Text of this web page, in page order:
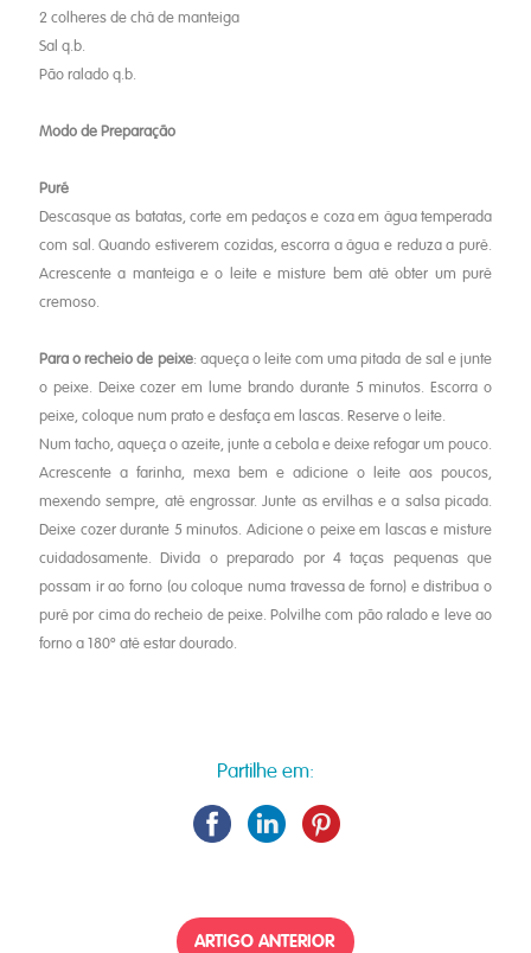
2 colheres de chá de manteiga
Sal q.b.
Pão ralado q.b.
Modo de Preparação
Puré
Descasque as batatas, corte em pedaços e coza em água temperada
com sal. Quando estiverem cozidas, escorra a água e reduza a puré.
Acrescente a manteiga e o leite e misture bem até obter um puré
cremoso.
Para o recheio de peixe: aqueça o leite com uma pitada de sal e junte
o peixe. Deixe cozer em lume brando durante 5 minutos. Escorra o
peixe, coloque num prato e desfaça em lascas. Reserve o leite.
Num tacho, aqueça o azeite, junte a cebola e deixe refogar um pouco.
Acrescente a farinha, mexa bem e adicione o leite aos poucos,
mexendo sempre, até engrossar. Junte as ervilhas e a salsa picada.
Deixe cozer durante 5 minutos. Adicione o peixe em lascas e misture
cuidadosamente. Divida o preparado por 4 taças pequenas que
possam ir ao forno (ou coloque numa travessa de forno) e distribua o
puré por cima do recheio de peixe. Polvilhe com pão ralado e leve ao
forno a 180º até estar dourado.
Partilhe em:
ARTIGO ANTERIOR